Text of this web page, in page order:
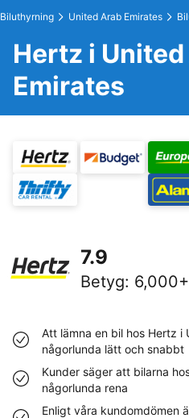
Biluthyrning United Arab Emirates
Hertz i
Emirates
7.9
Betyg: 6,000+
Att lämna en bil hos Hertz i
någorlunda lätt och snabbt
Kunder säger att bilarna
någorlunda rena
Enligt våra kundomdömen